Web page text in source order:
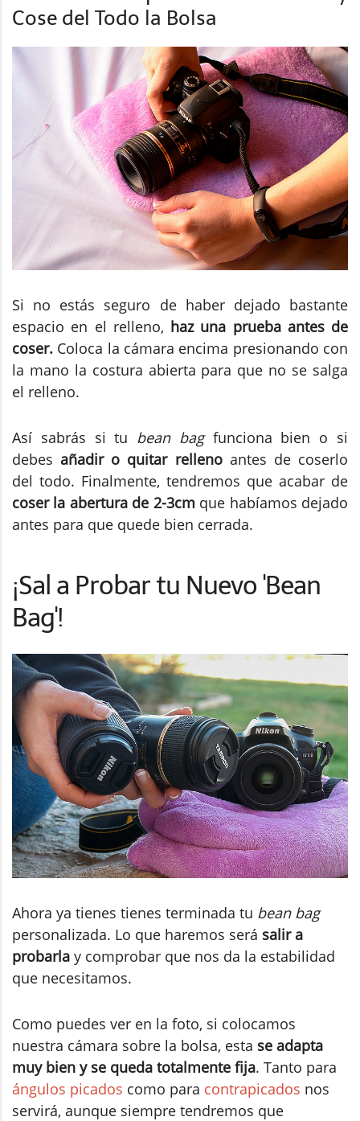
Cose del Todo la Bolsa
Si no estás seguro de haber dejado bastante
espacio en el relleno, haz una prueba antes de
coser. Coloca la cámara encima presionando con
la mano la costura abierta para que no se salga
el relleno.
Así sabrás si tu bean bagfunciona bien o si
debesañadir o quitar rellenoantes de coserlo
del todo. Finalmente, tendremos que acabar de
coser la abertura de 2-3cm que habíamos dejado
antes para que quede bien cerrada.
¡Sal a Probar tu Nuevo 'Bean
Bag'!
Ahora ya tienes tienes terminada tu bean bag
personalizada. Lo que haremos será salir a
probarla y comprobar que nos da la estabilidad
que necesitamos.
Como puedes ver en la foto, si colocamos
nuestra cámara sobre la bolsa, esta se adapta
muy bien y se queda totalmente fija. Tanto para
ángulos picados como para contrapicados nos
servirá, aunque siempre tendremos que